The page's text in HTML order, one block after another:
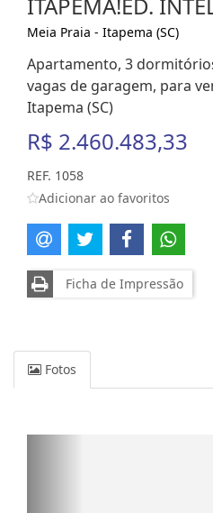
Meia Praia - Itapema (SC)
Apartamento, 3
vagas de garagem, para
Itapema (SC)
R$ 2.460.483,33
REF. 1058
Adicionar ao favoritos
Ficha de Impressão
Fotos